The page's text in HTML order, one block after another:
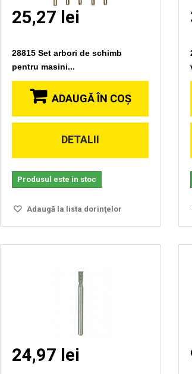
25,27 lei
28815 Set arbori de schimb
pentru masini...
ADAUGĂ ÎN COŞ
DETALII
Produsul este in stoc
Adaugă la lista dorinţelor
Vizionare
24,97 lei